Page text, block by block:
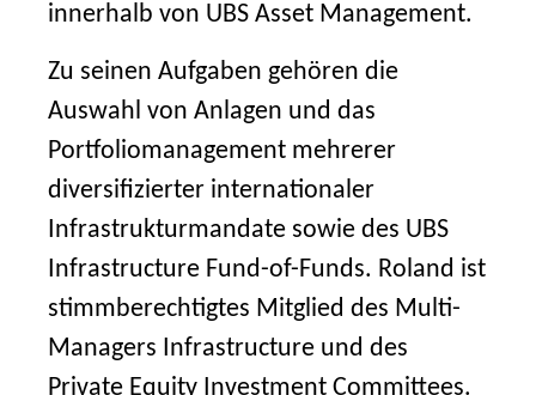
innerhalb von UBS Asset Management.
Zu seinen Aufgaben gehören die
Auswahl von Anlagen und das
Portfoliomanagement mehrerer
diversifizierter internationaler
Infrastrukturmandate sowie des UBS
Infrastructure Fund-of-Funds. Roland ist
stimmberechtigtes Mitglied des Multi-
Managers Infrastructure und des
Private Equity Investment Committees.